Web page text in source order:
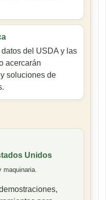
del USDA y las
acercarán
soluciones de
Unidos
maquinaria.